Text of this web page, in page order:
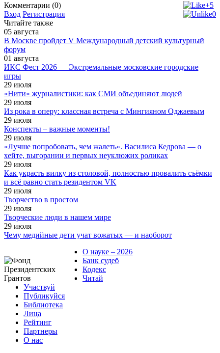
+5
0
Комментарии (0)
Вход Регистрация
Читайте также
05 августа
В Москве пройдет V Международный детский культурный
форум
01 августа
ИКС Фест 2026 — Экстремальные московские городские
игры
29 июля
«Нити» журналистики: как СМИ объединяют людей
29 июля
Из рока в оперу: классная встреча с Мингияном Оджаевым
29 июля
Конспекты – важные моменты!
29 июля
«Лучше попробовать, чем жалеть». Василиса Кедрова — о
хейте, выгорании и первых неуклюжих роликах
29 июля
Как украсть вилку из столовой, полностью провалить съёмки
и всё равно стать резидентом VK
29 июля
Творчество в простом
29 июля
Творческие люди в нашем мире
29 июля
Чему медийные дети учат вожатых — и наоборот
О науке – 2026
Банк судеб
Кодекс
Читай
Участвуй
Публикуйся
Библиотека
Лица
Рейтинг
Партнеры
О нас